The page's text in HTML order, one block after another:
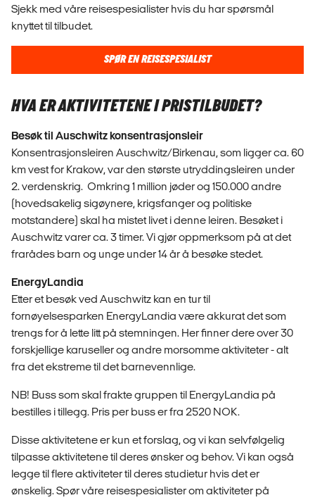
Sjekk med våre reisespesialister hvis du har spørsmål
knyttet til tilbudet.
SPØR EN REISESPESIALIST
HVA ER AKTIVITETENE I PRISTILBUDET?
Besøk til Auschwitz konsentrasjonsleir
Konsentrasjonsleiren Auschwitz/Birkenau, som ligger ca. 60
km vest for Krakow, var den største utryddingsleiren under
2. verdenskrig. Omkring 1 million jøder og 150.000 andre
(hovedsakelig sigøynere, krigsfanger og politiske
motstandere) skal ha mistet livet i denne leiren. Besøket i
Auschwitz varer ca. 3 timer. Vi gjør oppmerksom på at det
frarådes barn og unge under 14 år å besøke stedet.
EnergyLandia
Etter et besøk ved Auschwitz kan en tur til
fornøyelsesparken EnergyLandia være akkurat det som
trengs for å lette litt på stemningen. Her finner dere over 30
forskjellige karuseller og andre morsomme aktiviteter - alt
fra det ekstreme til det barnevennlige.
NB! Buss som skal frakte gruppen til EnergyLandia på
bestilles i tillegg. Pris per buss er fra 2520 NOK.
Disse aktivitetene er kun et forslag, og vi kan selvfølgelig
tilpasse aktivitetene til deres ønsker og behov. Vi kan også
legge til flere aktiviteter til deres studietur hvis det er
ønskelig. Spør våre reisespesialister om aktiviteter på